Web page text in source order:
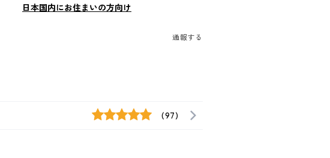
日本国内にお住まいの方向け
通報する
(97)